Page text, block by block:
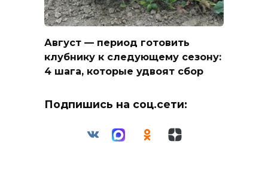
Август — период готовить
клубнику к следующему сезону:
4 шага, которые удвоят сбор
Подпишись на соц.сети: